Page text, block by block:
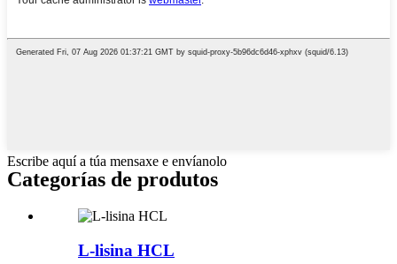
Escribe aquí a túa mensaxe e envíanolo
Categorías de produtos
L-lisina HCL